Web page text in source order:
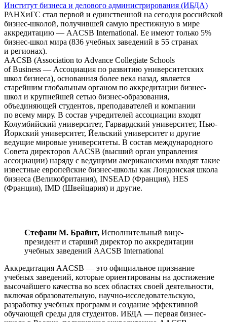
Институт бизнеса и делового администрирования (ИБДА)
РАНХиГС стал первой и единственной на сегодня российской
бизнес-школой, получившей самую престижную в мире
аккредитацию — AACSB International. Ее имеют только 5%
бизнес-школ мира (836 учебных заведений в 55 странах
и регионах).
AACSB (Association to Advance Collegiate Schools
of Business — Ассоциация по развитию университетских
школ бизнеса), основанная более века назад, является
старейшим глобальным органом по аккредитации бизнес-
школ и крупнейшей сетью бизнес-образования,
объединяющей студентов, преподавателей и компании
по всему миру. В состав учредителей ассоциации входят
Колумбийский университет, Гарвардский университет, Нью-
Йоркский университет, Йельский университет и другие
ведущие мировые университеты. В состав международного
Совета директоров AACSB (высший орган управления
ассоциации) наряду с ведущими американскими входят такие
известные европейские бизнес-школы как Лондонская школа
бизнеса (Великобритания), INSEAD (Франция), HES
(Франция), IMD (Швейцария) и другие.
Стефани М. Брайнт, Исполнительный вице-
президент и старший директор по аккредитации
учебных заведений AACSB International
Аккредитация AACSB — это официальное признание
учебных заведений, которые ориентированы на достижение
высочайшего качества во всех областях своей деятельности,
включая образовательную, научно-исследовательскую,
разработку учебных программ и создание эффективной
обучающей среды для студентов. ИБДА — первая бизнес-